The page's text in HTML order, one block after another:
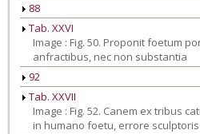
88
Tab. XXVI
Image : Fig. 50. Proponit foetum
anfractibus, nec non substantia
92
Tab. XXVII
Image : Fig. 52. Canem ex tribus
in humano foetu, errore